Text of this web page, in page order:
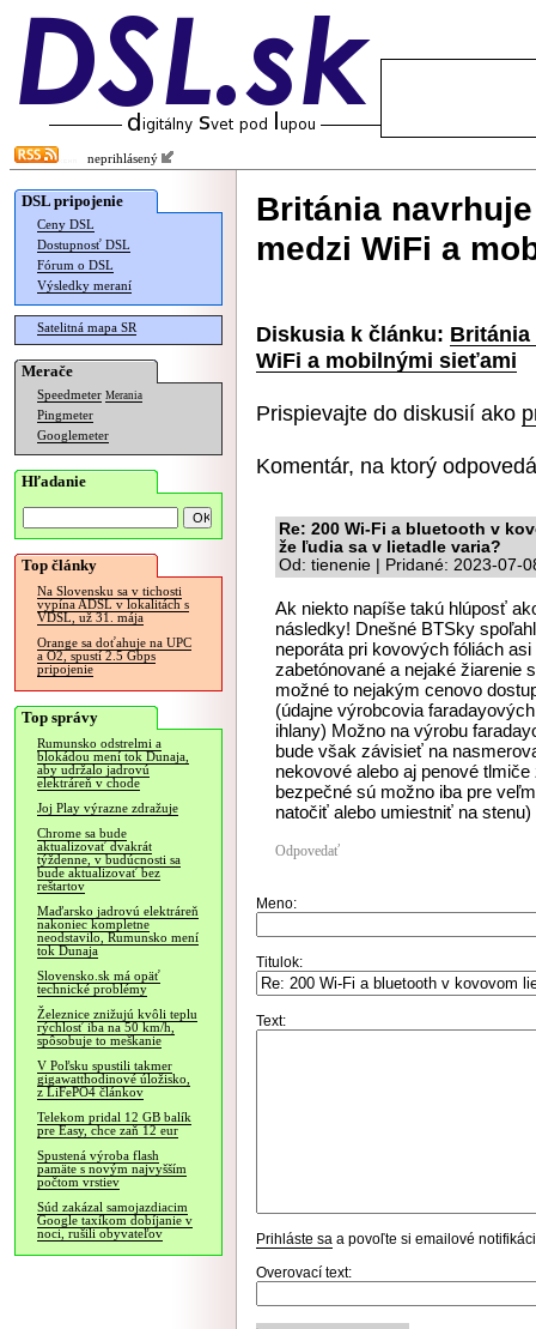
neprihlásený
DSL pripojenie
Ceny DSL
Dostupnosť DSL
Fórum o DSL
Výsledky meraní
Satelitná mapa SR
Merače
Speedmeter Merania
Pingmeter
Googlemeter
Hľadanie
Top články
Na Slovensku sa v tichosti
vypína ADSL v lokalitách s
VDSL, už 31. mája
Orange sa doťahuje na UPC
a O2, spustí 2.5 Gbps
pripojenie
Top správy
Rumunsko odstrelmi a
blokádou mení tok Dunaja,
aby udržalo jadrovú
elektráreň v chode
Joj Play výrazne zdražuje
Chrome sa bude
aktualizovať dvakrát
týždenne, v budúcnosti sa
bude aktualizovať bez
reštartov
Maďarsko jadrovú elektráreň
nakoniec kompletne
neodstavilo, Rumunsko mení
tok Dunaja
Slovensko.sk má opäť
technické problémy
Železnice znižujú kvôli teplu
rýchlosť iba na 50 km/h,
spôsobuje to meškanie
V Poľsku spustili takmer
gigawatthodinové úložisko,
z LiFePO4 článkov
Telekom pridal 12 GB balík
pre Easy, chce zaň 12 eur
Spustená výroba flash
pamäte s novým najvyšším
počtom vrstiev
Súd zakázal samojazdiacim
Google taxíkom dobíjanie v
noci, rušili obyvateľov
Británia
medzi WiFi a
Diskusia k článku: Británia
WiFi a mobilnými sieťami
Prispievajte do diskusií ako
Komentár, na ktorý
Re: 200 Wi-Fi a bluetooth v
že ľudia sa v lietadle varia?
Od: tienenie | Pridané: 2023-07-
Ak niekto napíše takú hlúposť
následky! Dnešné BTSky
neporáta pri kovových fóliách
zabetónované a nejaké žiarenie
možné to nejakým cenovo
(údajne výrobcovia
ihlany) Možno na výrobu
bude však závisieť na
nekovové alebo aj penové
bezpečné sú možno iba pre
natočiť alebo umiestniť na stenu)
Odpovedať
Meno:
Titulok:
Text:
Prihláste sa a povoľte si emailové
Overovací text: